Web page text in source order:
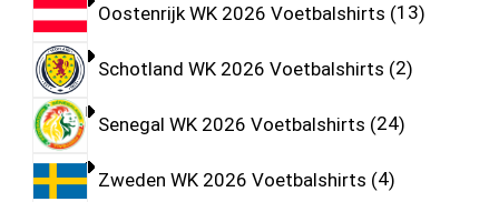
Oostenrijk WK 2026 Voetbalshirts 13
Schotland WK 2026 Voetbalshirts 2
Senegal WK 2026 Voetbalshirts 24
Zweden WK 2026 Voetbalshirts 4